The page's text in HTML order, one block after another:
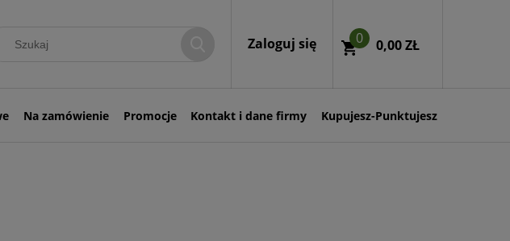
Zaloguj się 0 0,00 ZŁ
Na zamówienie Promocje Kontakt i dane firmy Kupujesz-Punktujesz